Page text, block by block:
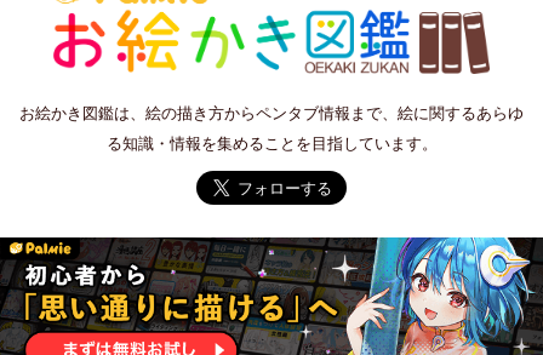
お絵かき図鑑は、絵の描き方からペンタブ情報まで、絵に関するあらゆ
る知識・情報を集めることを目指しています。